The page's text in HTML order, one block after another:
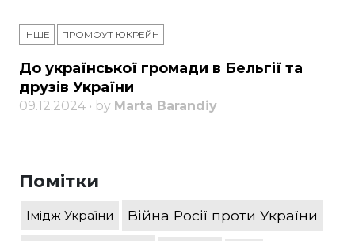
ІНШЕ ПРОМОУТ ЮКРЕЙН
До української громади в Бельгії та
друзів України
09.12.2024 • by Marta Barandiy
Помітки
Імідж України Війна Росії проти України